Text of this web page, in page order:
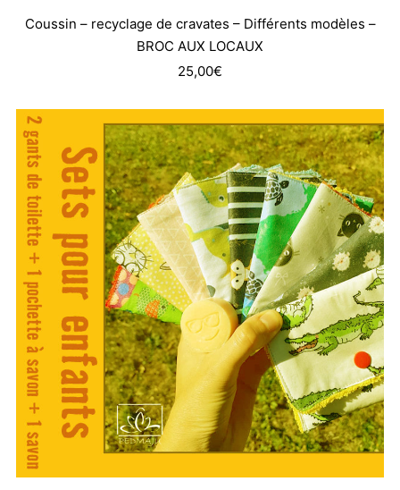
Coussin – recyclage de cravates – Différents modèles –
BROC AUX LOCAUX
25,00€